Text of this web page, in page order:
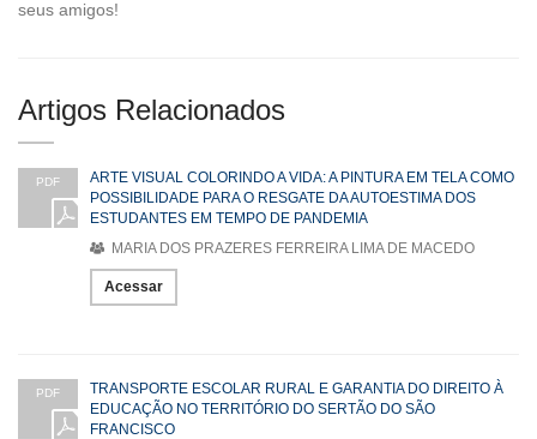
seus amigos!
Artigos Relacionados
PDF
ARTE VISUAL COLORINDO A VIDA: A PINTURA EM TELA COMO
POSSIBILIDADE PARA O RESGATE DA AUTOESTIMA DOS
ESTUDANTES EM TEMPO DE PANDEMIA
MARIA DOS PRAZERES FERREIRA LIMA DE MACEDO
Acessar
PDF
TRANSPORTE ESCOLAR RURAL E GARANTIA DO DIREITO À
EDUCAÇÃO NO TERRITÓRIO DO SERTÃO DO SÃO
FRANCISCO